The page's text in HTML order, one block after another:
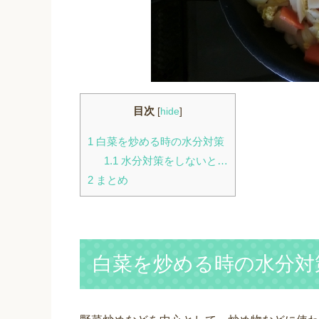
目次 [hide]
1 白菜を炒める時の水分対策
1.1 水分対策をしないと…
2 まとめ
白菜を炒める時の水分対